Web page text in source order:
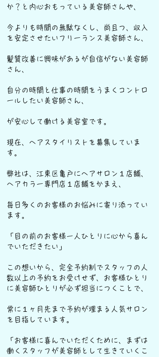
か？と内心おもっている美容師さんや、
今よりも時間の無駄なくし、尚且つ、収入
を安定させたいフリーランス美容師さん、
髪質改善に興味があるが自信がない美容師
さん、
自分の時間と仕事の時間をうまくコントロ
ールしたい美容師さん、
が安心して働ける美容室です。
現在、ヘアスタイリストを募集していま
す。
弊社は、江東区亀戸にヘアサロン１店舗、
ヘアカラー専門店１店舗をかまえ、
毎日多くのお客様のお悩みに寄り添ってい
ます。
「目の前のお客様一人ひとりに心から喜ん
でいただきたい」
この想いから、完全予約制でスタッフの人
数以上の予約をお受けせず、お客様ひとり
に美容師ひとりが必ず担当につくことで、
常に１ヶ月先まで予約が埋まる人気サロン
を目指しています。
「お客様に喜んでいただくために、まずは
働くスタッフが美容師として生きていくこ